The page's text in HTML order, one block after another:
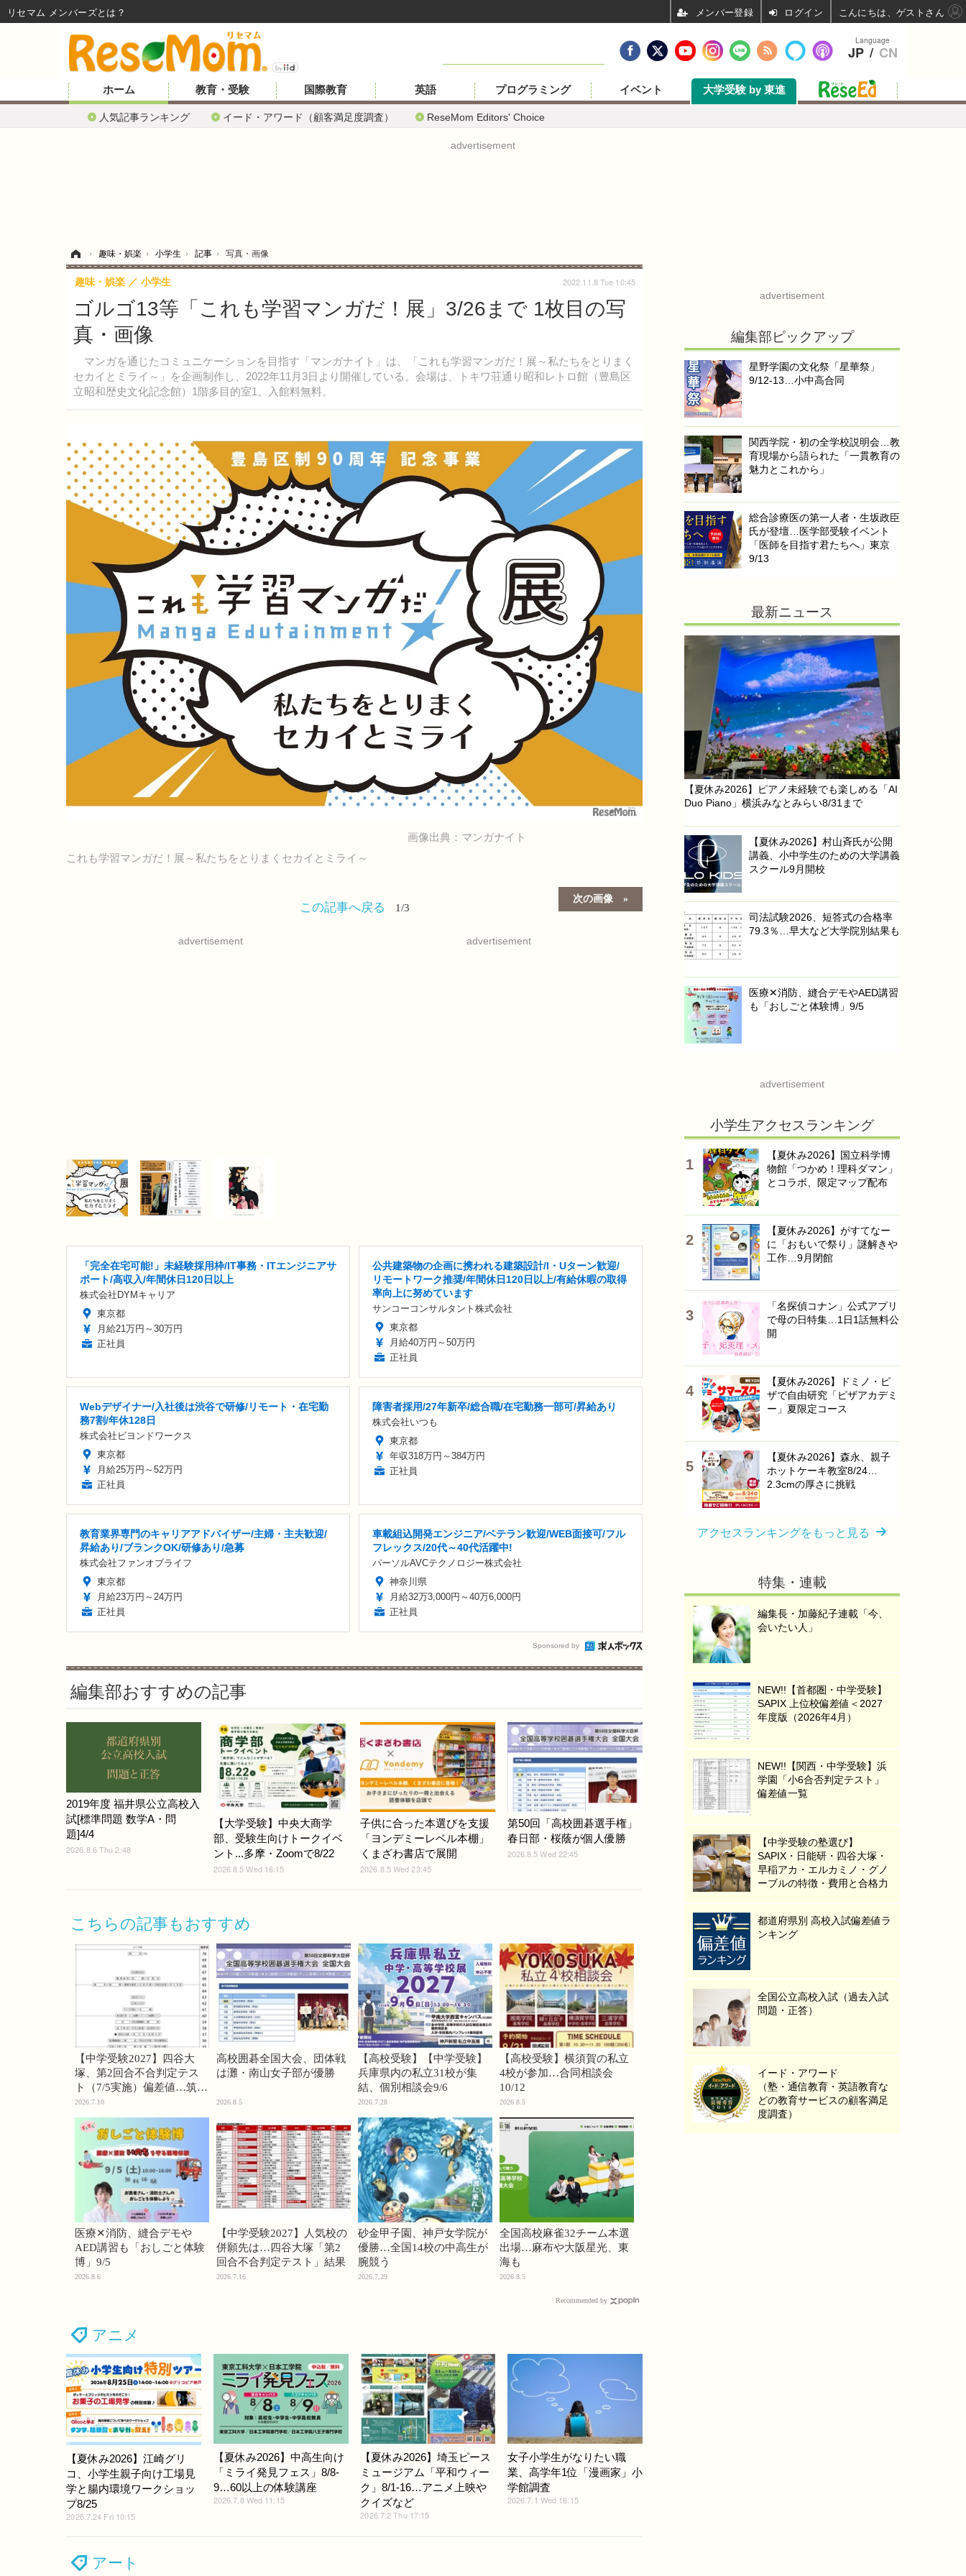
ホーム
人気記事ランキング イード・アワード（顧客満足度調査） ReseMom Editors' Choice
教育・受験 国際教育 英語 プログラミング イベント 大学受験 by 東進
advertisement
› 趣味・娯楽 › 小学生 › 記事 › 写真・画像
ゴルゴ13等「これも学習マンガだ！展」3/26まで 1枚目の写
真・画像
マンガを通じたコミュニケーションを目指す「マンガナイト」は、「これも学習マンガだ！展～私たちをとりまく
セカイとミライ～」を企画制作し、2022年11月3日より開催している。会場は、トキワ荘通り昭和レトロ館（豊島区
立昭和歴史文化記念館）1階多目的室1。入館料無料。
趣味・娯楽 小学生 2022.11.8 Tue 10:45
画像出典：マンガナイト
これも学習マンガだ！展～私たちをとりまくセカイとミライ～
次の画像
この記事へ戻る 1/3
advertisement advertisement
「完全在宅可能!」未経験採用枠/IT事務・ITエンジニアサ
ポート/高収入/年間休日120日以上
株式会社DYMキャリア
東京都
月給21万円～30万円
正社員
公共建築物の企画に携われる建築設計/I・Uターン歓迎/
リモートワーク推奨/年間休日120日以上/有給休暇の取得
率向上に努めています
サンコーコンサルタント株式会社
東京都
月給40万円～50万円
正社員
Webデザイナー/入社後は渋谷で研修/リモート・在宅勤
務7割/年休128日
株式会社ビヨンドワークス
東京都
月給25万円～52万円
正社員
障害者採用/27年新卒/総合職/在宅勤務一部可/昇給あり
株式会社いつも
東京都
年収318万円～384万円
正社員
教育業界専門のキャリアアドバイザー/主婦・主夫歓迎/
昇給あり/ブランクOK/研修あり/急募
株式会社ファンオブライフ
東京都
月給23万円～24万円
正社員
車載組込開発エンジニア/ベテラン歓迎/WEB面接可/フル
フレックス/20代～40代活躍中!
パーソルAVCテクノロジー株式会社
神奈川県
月給32万3,000円～40万6,000円
正社員
Sponsored by
編集部おすすめの記事
2019年度 福井県公立高校入
試[標準問題 数学A・問
題]4/4
2026.8.6 Thu 2:48
【大学受験】中央大商学
部、受験生向けトークイベ
ント...多摩・Zoomで8/22
2026.8.5 Wed 16:15
子供に合った本選びを支援
「ヨンデミーレベル本棚」
くまざわ書店で展開
2026.8.5 Wed 23:45
第50回「高校囲碁選手権」
春日部・桜蔭が個人優勝
2026.8.5 Wed 22:45
こちらの記事もおすすめ
【中学受験2027】四谷大
塚、第2回合不合判定テス
ト（7/5実施）偏差値…筑駒
74・桜蔭70＜PR＞
2026.7.10
高校囲碁全国大会、団体戦
は灘・南山女子部が優勝
2026.8.5
【高校受験】【中学受験】
兵庫県内の私立31校が集
結、個別相談会9/6
2026.7.28
【高校受験】横須賀の私立
4校が参加…合同相談会
10/12
2026.8.5
医療✕消防、縫合デモや
AED講習も「おしごと体験
博」9/5
2026.8.6
【中学受験2027】人気校の
併願先は…四谷大塚「第2
回合不合判定テスト」結果
2026.7.16
砂金甲子園、神戸女学院が
優勝…全国14校の中高生が
腕競う
2026.7.29
全国高校麻雀32チーム本選
出場…麻布や大阪星光、東
海も
2026.8.5
Recommended by
アニメ
【夏休み2026】江崎グリ
コ、小学生親子向け工場見
学と腸内環境ワークショッ
プ8/25
2026.7.24 Fri 10:15
【夏休み2026】中高生向け
「ミライ発見フェス」8/8-
9…60以上の体験講座
2026.7.8 Wed 11:15
【夏休み2026】埼玉ピース
ミュージアム「平和ウィー
ク」8/1-16…アニメ上映や
クイズなど
2026.7.2 Thu 17:15
女子小学生がなりたい職
業、高学年1位「漫画家」小
学館調査
2026.7.1 Wed 16:15
アート
advertisement
編集部ピックアップ
星野学園の文化祭「星華祭」
9/12-13…小中高合同
関西学院・初の全学校説明会…教
育現場から語られた「一貫教育の
魅力とこれから」
総合診療医の第一人者・生坂政臣
氏が登壇…医学部受験イベント
「医師を目指す君たちへ」東京
9/13
最新ニュース
【夏休み2026】ピアノ未経験でも楽しめる「AI
Duo Piano」横浜みなとみらい8/31まで
【夏休み2026】村山斉氏が公開
講義、小中学生のための大学講義
スクール9月開校
司法試験2026、短答式の合格率
79.3％…早大など大学院別結果も
医療✕消防、縫合デモやAED講習
も「おしごと体験博」9/5
advertisement
小学生アクセスランキング
【夏休み2026】国立科学博
物館「つかめ！理科ダマン」
とコラボ、限定マップ配布
【夏休み2026】がすてなー
に「おもいで祭り」謎解きや
工作…9月閉館
「名探偵コナン」公式アプリ
で母の日特集…1日1話無料公
開
【夏休み2026】ドミノ・ピ
ザで自由研究「ピザアカデミ
ー」夏限定コース
【夏休み2026】森永、親子
ホットケーキ教室8/24…
2.3cmの厚さに挑戦
アクセスランキングをもっと見る
特集・連載
編集長・加藤紀子連載「今、
会いたい人」
NEW!!【首都圏・中学受験】
SAPIX 上位校偏差値＜2027
年度版（2026年4月）
NEW!!【関西・中学受験】浜
学園「小6合否判定テスト」
偏差値一覧
【中学受験の塾選び】
SAPIX・日能研・四谷大塚・
早稲アカ・エルカミノ・グノ
ーブルの特徴・費用と合格力
都道府県別 高校入試偏差値ラ
ンキング
全国公立高校入試（過去入試
問題・正答）
イード・アワード
（塾・通信教育・英語教育な
どの教育サービスの顧客満足
度調査）
Language
JP / CN
リセマム メンバーズ ログイン こんにちは、ゲストさん